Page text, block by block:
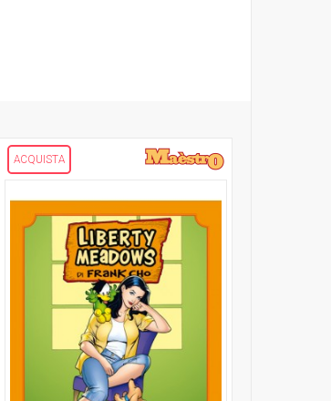
ACQUISTA